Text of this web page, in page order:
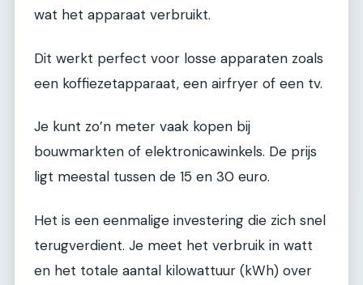
wat het apparaat verbruikt.
Dit werkt perfect voor losse apparaten zoals
een koffiezetapparaat, een airfryer of een tv.
Je kunt zo’n meter vaak kopen bij
bouwmarkten of elektronicawinkels. De prijs
ligt meestal tussen de 15 en 30 euro.
Het is een eenmalige investering die zich snel
terugverdient. Je meet het verbruik in watt
en het totale aantal kilowattuur (kWh) over